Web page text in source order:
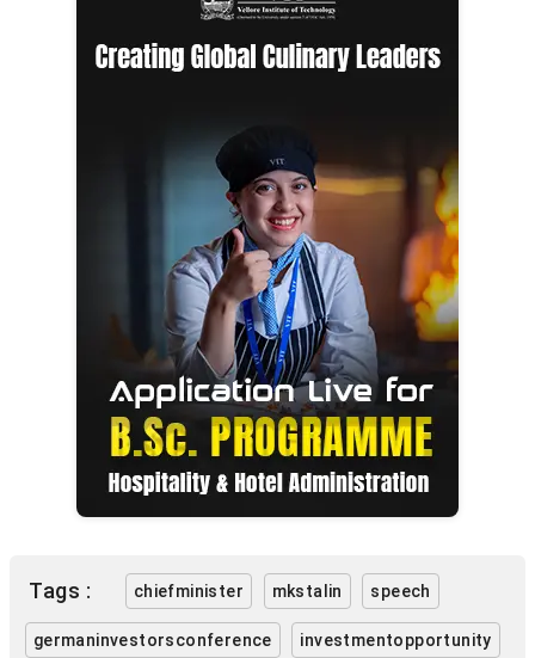
Tags : chiefminister mkstalin speech
germaninvestorsconference investmentopportunity